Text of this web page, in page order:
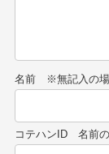
名前
コテハンID